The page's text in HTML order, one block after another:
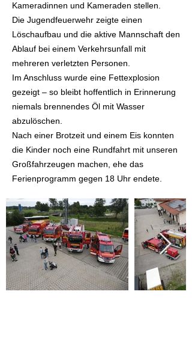
Kameradinnen und Kameraden stellen.
Die Jugendfeuerwehr zeigte einen
Löschaufbau und die aktive Mannschaft den
Ablauf bei einem Verkehrsunfall mit
mehreren verletzten Personen.
Im Anschluss wurde eine Fettexplosion
gezeigt – so bleibt hoffentlich in Erinnerung
niemals brennendes Öl mit Wasser
abzulöschen.
Nach einer Brotzeit und einem Eis konnten
die Kinder noch eine Rundfahrt mit unseren
Großfahrzeugen machen, ehe das
Ferienprogramm gegen 18 Uhr endete.